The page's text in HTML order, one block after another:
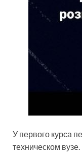
У первого курса
техническом вузе.